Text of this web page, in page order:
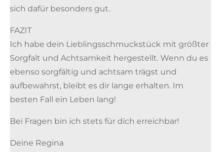
sich dafür besonders gut.
FAZIT
Ich habe dein Lieblingsschmuckstück mit größter
Sorgfalt und Achtsamkeit hergestellt. Wenn du es
ebenso sorgfältig und achtsam trägst und
aufbewahrst, bleibt es dir lange erhalten. Im
besten Fall ein Leben lang!
Bei Fragen bin ich stets für dich erreichbar!
Deine Regina